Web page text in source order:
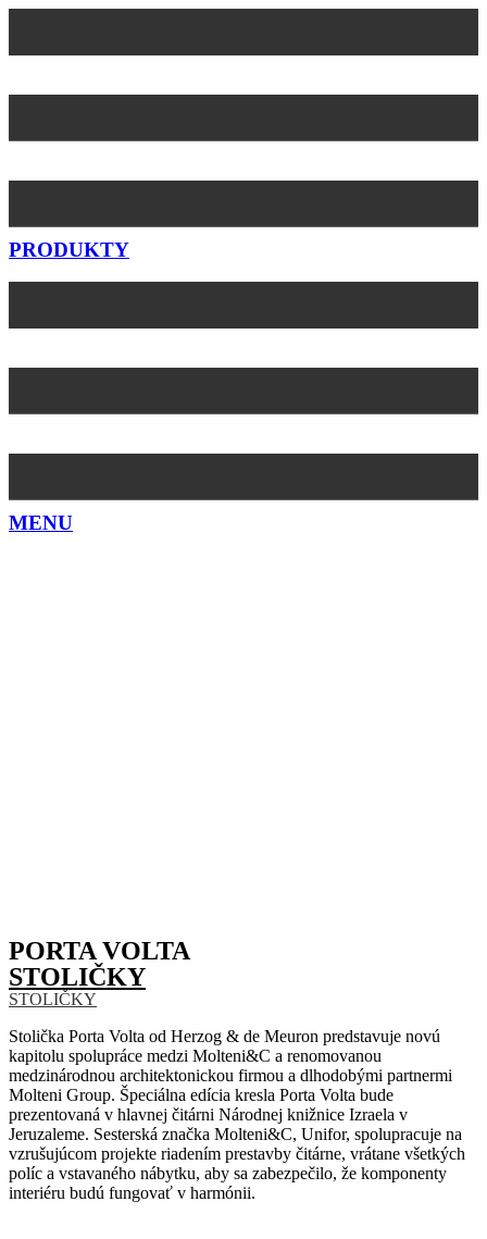
obsah
PRODUKTY
MENU
PORTA VOLTA
STOLIČKY
STOLIČKY
Stolička Porta Volta od Herzog & de Meuron predstavuje novú
kapitolu spolupráce medzi Molteni&C a renomovanou
medzinárodnou architektonickou firmou a dlhodobými partnermi
Molteni Group. Špeciálna edícia kresla Porta Volta bude
prezentovaná v hlavnej čitárni Národnej knižnice Izraela v
Jeruzaleme. Sesterská značka Molteni&C, Unifor, spolupracuje na
vzrušujúcom projekte riadením prestavby čitárne, vrátane všetkých
políc a vstavaného nábytku, aby sa zabezpečilo, že komponenty
interiéru budú fungovať v harmónii.